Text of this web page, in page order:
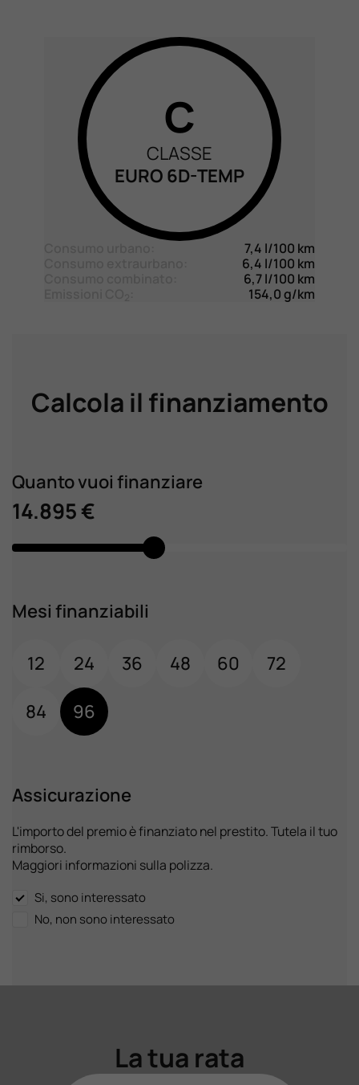
C
CLASSE
EURO 6D-TEMP
7,4 l/100 km
6,4 l/100 km
6,7 l/100 km
154,0 g/km
Calcola il finanziamento
Quanto vuoi finanziare
14.895 €
Mesi finanziabili
12 24 36 48 60
72
84
96
Assicurazione
L'importo del premio è finanziato nel prestito. Tutela il tuo
rimborso.
Maggiori informazioni sulla polizza.
Si, sono interessato
No, non sono interessato
La tua rata